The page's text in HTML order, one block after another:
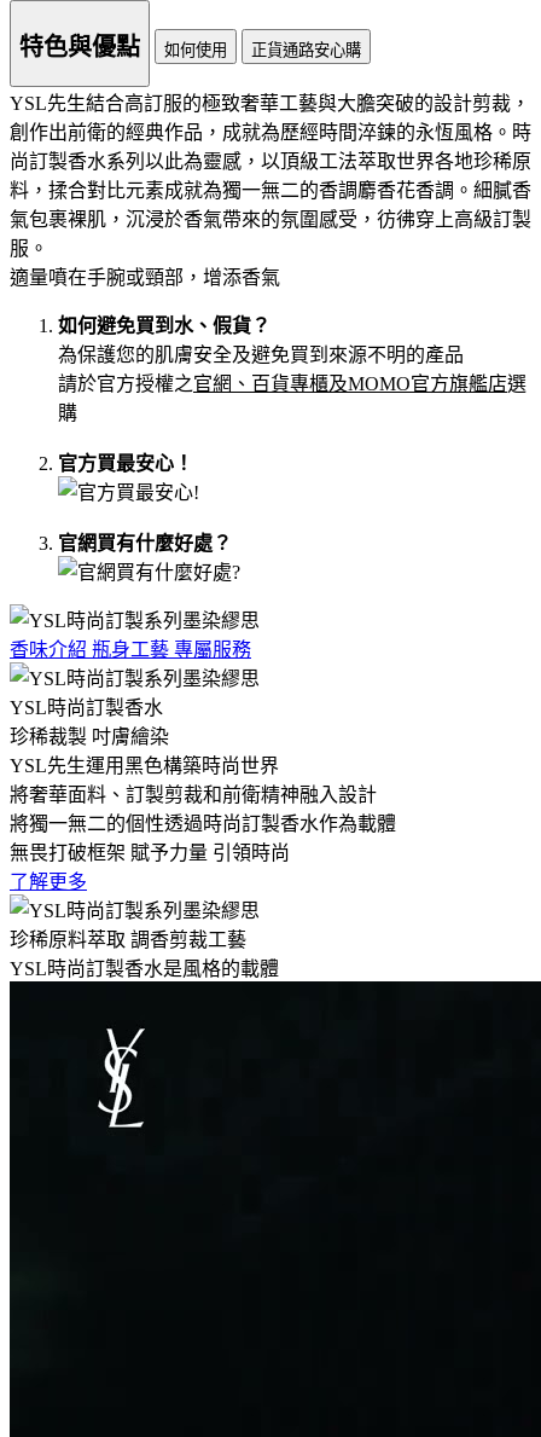
特色與優點 如何使用 正貨通路安心購
YSL先生結合高訂服的極致奢華工藝與大膽突破的設計剪裁，
創作出前衛的經典作品，成就為歷經時間淬鍊的永恆風格。時
尚訂製香水系列以此為靈感，以頂級工法萃取世界各地珍稀原
料，揉合對比元素成就為獨一無二的香調麝香花香調。細膩香
氣包裹裸肌，沉浸於香氣帶來的氛圍感受，彷彿穿上高級訂製
服。
適量噴在手腕或頸部，增添香氣
如何避免買到水、假貨？
為保護您的肌膚安全及避免買到來源不明的產品
請於官方授權之官網、百貨專櫃及MOMO官方旗艦店選
購
官方買最安心！
官網買有什麼好處？
香味介紹 瓶身工藝 專屬服務
YSL時尚訂製香水
珍稀裁製 吋膚繪染
YSL先生運用黑色構築時尚世界
將奢華面料、訂製剪裁和前衛精神融入設計
將獨一無二的個性透過時尚訂製香水作為載體
無畏打破框架 賦予力量 引領時尚
了解更多
珍稀原料萃取 調香剪裁工藝
YSL時尚訂製香水是風格的載體